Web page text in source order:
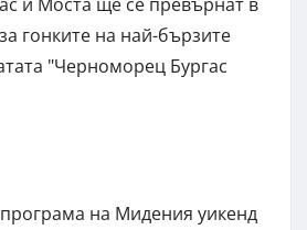
гонките на най-бързите
"Черноморец Бургас
на Мидения уикенд